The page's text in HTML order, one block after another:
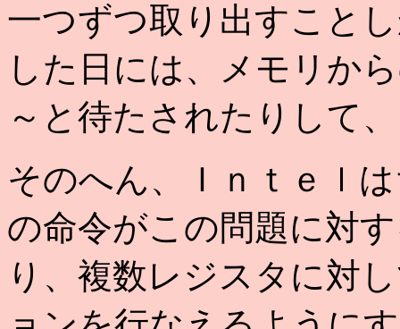
一つずつ取り出すこと
した日には、メモリか
～と待たされたりして
そのへん、Ｉｎｔｅｌ
の命令がこの問題に対
り、複数レジスタに対